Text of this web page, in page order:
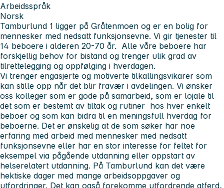
Arbeidsspråk
Norsk
Tamburlund 1 ligger på Gråtenmoen og er en bolig for
mennesker med nedsatt funksjonsevne. Vi gir tjenester til
14 beboere i alderen 20-70 år. Alle våre beboere har
forskjellig behov for bistand og trenger ulik grad av
tilrettelegging og oppfølging i hverdagen.
Vi trenger engasjerte og motiverte tilkallingsvikarer som
kan stille opp når det blir fravær i avdelingen. Vi ønsker
oss kolleger som er gode på samarbeid, som er lojale til
det som er bestemt av tiltak og rutiner hos hver enkelt
beboer og som kan bidra til en meningsfull hverdag for
beboerne. Det er ønskelig at de som søker har noe
erfaring med arbeid med mennesker med nedsatt
funksjonsevne eller har en stor interesse for feltet for
eksempel via pågående utdanning eller oppstart av
helserelatert utdanning. På Tamburlund kan det være
hektiske dager med mange arbeidsoppgaver og
utfordringer. Det kan også forekomme utfordrende atferd,